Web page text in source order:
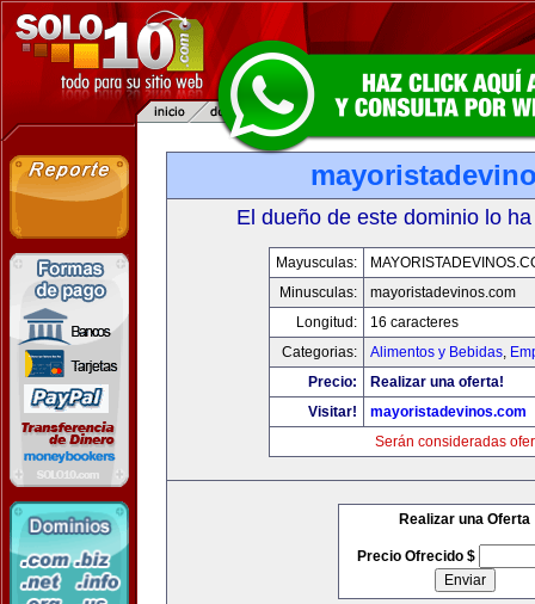
El dueño de este dominio lo
Mayusculas:
Minusculas:
mayoristadevinos.com
Longitud:
16 caracteres
Categorias:
Alimentos y Bebidas,
Precio:
Realizar una oferta!
Visitar!
mayoristadevinos.com
Serán consideradas
Realizar una Oferta
Precio Ofrecido $